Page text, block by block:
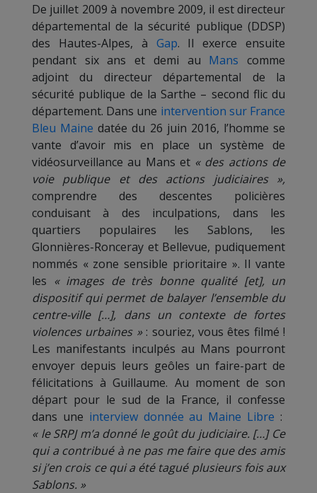
De juillet 2009 à novembre 2009, il est directeur
départemental de la sécurité publique (DDSP)
des Hautes-Alpes, à Gap. Il exerce ensuite
pendant six ans et demi au Mans comme
adjoint du directeur départemental de la
sécurité publique de la Sarthe – second flic du
département. Dans une intervention sur France
Bleu Maine datée du 26 juin 2016, l’homme se
vante d’avoir mis en place un système de
vidéosurveillance au Mans et « des actions de
voie publique et des actions judiciaires »,
comprendre des descentes policières
conduisant à des inculpations, dans les
quartiers populaires les Sablons, les
Glonnières-Ronceray et Bellevue, pudiquement
nommés « zone sensible prioritaire ». Il vante
les « images de très bonne qualité [et], un
dispositif qui permet de balayer l’ensemble du
centre-ville […], dans un contexte de fortes
violences urbaines »: souriez, vous êtes filmé !
Les manifestants inculpés au Mans pourront
envoyer depuis leurs geôles un faire-part de
félicitations à Guillaume. Au moment de son
départ pour le sud de la France, il confesse
dans une interview donnée au Maine Libre :
« le SRPJ m’a donné le goût du judiciaire. […] Ce
qui a contribué à ne pas me faire que des amis
si j’en crois ce qui a été tagué plusieurs fois aux
Sablons. »